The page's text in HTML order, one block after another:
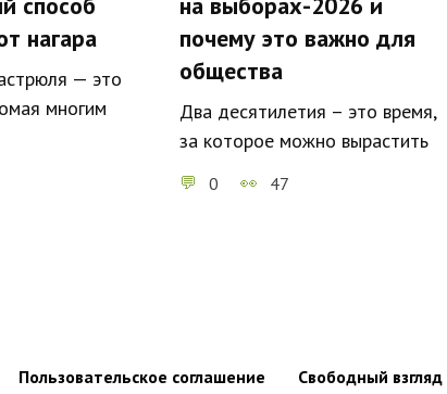
нагара
— это
многим
почему это важно для
общества
Два десятилетия – это время,
за которое можно вырастить
0 47
Пользовательское соглашение Свободный взгляд